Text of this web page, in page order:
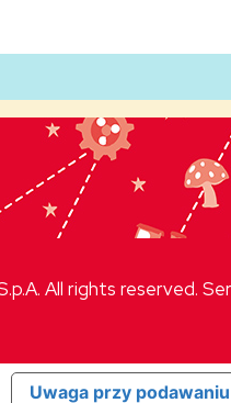
All rights reserved.
Uwaga przy